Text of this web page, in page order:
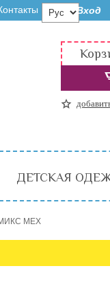
Вход
ДЕТСКАЯ
МЕХ